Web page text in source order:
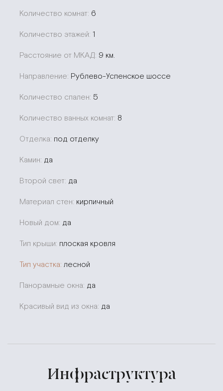
Количество комнат: 6
Количество этажей: 1
Расстояние от МКАД: 9 км.
Направление: Рублево-Успенское шоссе
Количество спален: 5
Количество ванных комнат: 8
Отделка: под отделку
Камин: да
Второй свет: да
Материал стен: кирпичный
Новый дом: да
Тип крыши: плоская кровля
Тип участка: лесной
Панорамные окна: да
Красивый вид из окна: да
Инфраструктура